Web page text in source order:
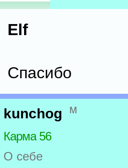
Elf
Спасибо
kunchog м
Карма 56
О себе